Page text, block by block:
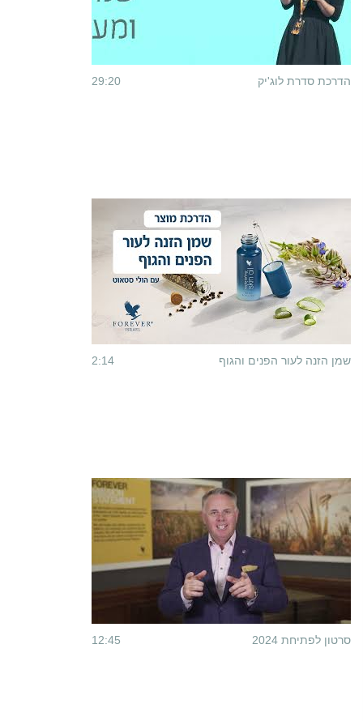
29:20 הדרכת סדרת לוג'יק
2:14 שמן הזנה לעור הפנים והגוף
12:45 סרטון לפתיחת 2024